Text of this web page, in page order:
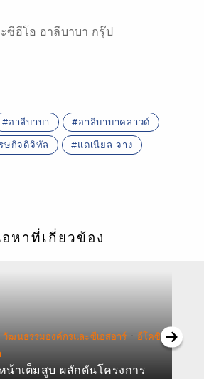
ซีอีโอ อาลีบาบา กรุ๊ป
อาลีบาบา อาลีบาบาคลาวด์
ษกิจดิจิทัล แดเนียล จาง
อหาที่เกี่ยวข้อง
วัฒนธรรมองค์กรและซีเอสอาร์ · อีโคซิ
น้าเต็มสูบ ผลักดันโครงการ